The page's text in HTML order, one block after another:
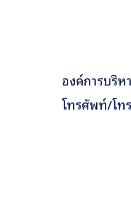
องค์การบริห
โทรศัพท์/โท